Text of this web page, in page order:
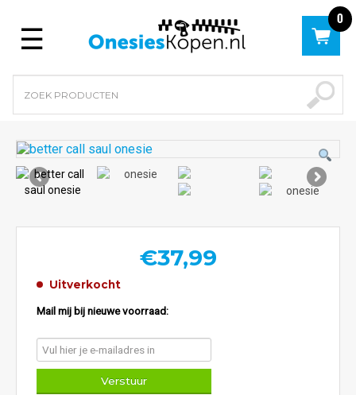
Menu
0
€37,99
Uitverkocht
Mail mij bij nieuwe voorraad: